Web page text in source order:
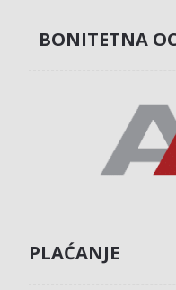
BONITETNA
PLAĆANJE